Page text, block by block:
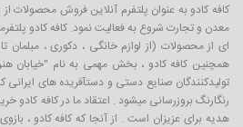
معدن و تجارت شروع به فعالیت نمود. کافه کادو
ای از محصولات (از لوازم خانگی ، دکوری ،
همچنین کافه کادو ، بخش مهمی به نام "خیابان
تولیدکنندگان صنایع دستی و دستآفریده های ایرانی
رنگارنگ بروزرسانی میشود . اعتقاد ما در کافه کادو